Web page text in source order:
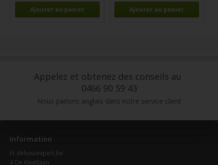
Appelez et obtenez des conseils au
0466 90 59 43
Nous parlons anglais dans notre service client
Information
Fr.dehoutexpert.be
4 De Kleetlaan